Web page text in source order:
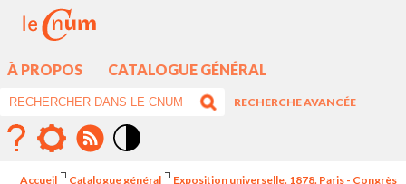
À PROPOS CATALOGUE GÉNÉRAL
RECHERCHE AVANCÉE
Accueil Catalogue général
Exposition universelle. 1878. Paris - Congrès